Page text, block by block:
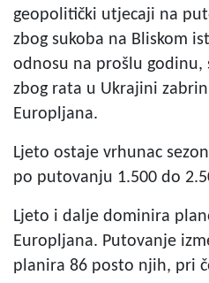
geopolitički utjecaji na
zbog sukoba na Bliskom
odnosu na prošlu godinu,
zbog rata u Ukrajini
Europljana.
Ljeto ostaje vrhunac
po putovanju 1.500 do
Ljeto i dalje dominira
Europljana. Putovanje
planira 86 posto njih, pri